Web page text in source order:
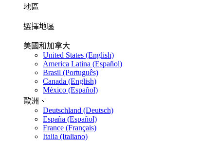
地區
選擇地區
美國和加拿大
United States (English)
America Latina (Español)
Brasil (Português)
Canada (English)
México (Español)
歐洲、
Deutschland (Deutsch)
España (Español)
France (Français)
Italia (Italiano)